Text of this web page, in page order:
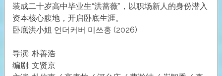
装成二十岁高中毕业生“洪蔷薇”，以职场新人的身份潜入
资本核心腹地，开启卧底生涯。
卧底洪小姐 언더커버 미쓰홍 (2026)
导演: 朴善浩
编剧: 文贤京